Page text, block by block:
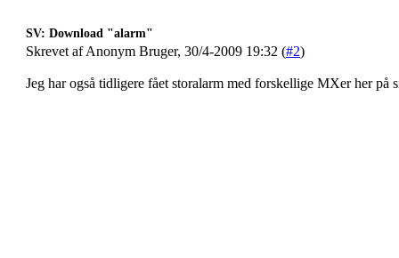
SV: Download "alarm"
Skrevet af Anonym Bruger, 30/4-2009 19:32 (#2)
Jeg har også tidligere fået storalarm med forskellige MXer her på